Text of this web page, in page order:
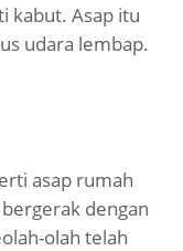
kabut. Asap itu
udara lembap.
asap rumah
dengan
olah telah